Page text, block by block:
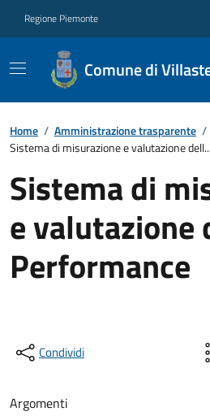
Regione Piemonte
Comune di
Home / Amministrazione trasparente /
Sistema di misurazione e valutazione dell...
Sistema di
e valutazione
Performance
Condividi
Argomenti